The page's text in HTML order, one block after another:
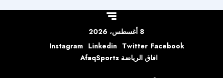
8 أغسطس، 2026
Facebook
Twitter
Linkedin
Instagram
افاق الرياضة AfaqSports